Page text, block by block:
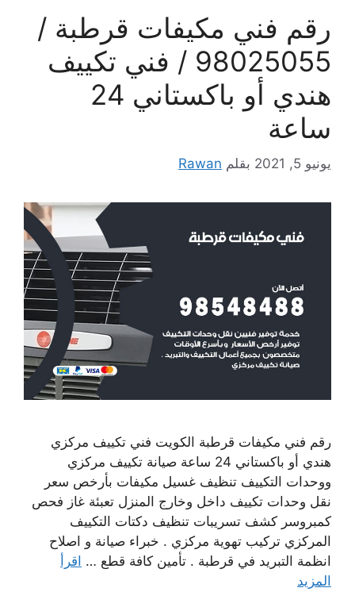
رقم فني مكيفات قرطبة /
98025055 / فني تكييف
هندي أو باكستاني 24
ساعة
يونيو 5, 2021 بقلم Rawan
رقم فني مكيفات قرطبة الكويت فني تكييف مركزي
هندي أو باكستاني 24 ساعة صيانة تكييف مركزي
ووحدات التكييف تنظيف غسيل مكيفات بأرخص سعر
نقل وحدات تكييف داخل وخارج المنزل تعبئة غاز فحص
كمبروسر كشف تسريبات تنظيف دكتات التكييف
المركزي تركيب تهوية مركزي . خبراء صيانة و اصلاح
انظمة التبريد في قرطبة . تأمين كافة قطع … اقرأ
المزيد